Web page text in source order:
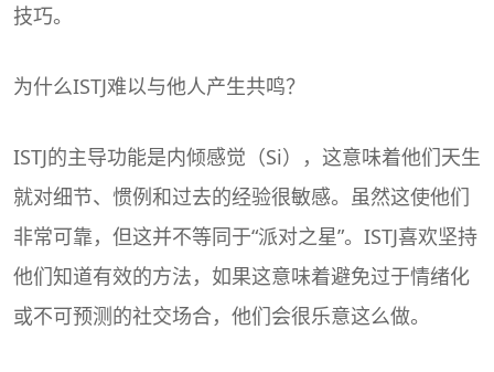
技巧。
为什么ISTJ难以与他人产生共鸣？
ISTJ的主导功能是内倾感觉（Si），这意味着他们天生
就对细节、惯例和过去的经验很敏感。虽然这使他们
非常可靠，但这并不等同于“派对之星”。ISTJ喜欢坚持
他们知道有效的方法，如果这意味着避免过于情绪化
或不可预测的社交场合，他们会很乐意这么做。